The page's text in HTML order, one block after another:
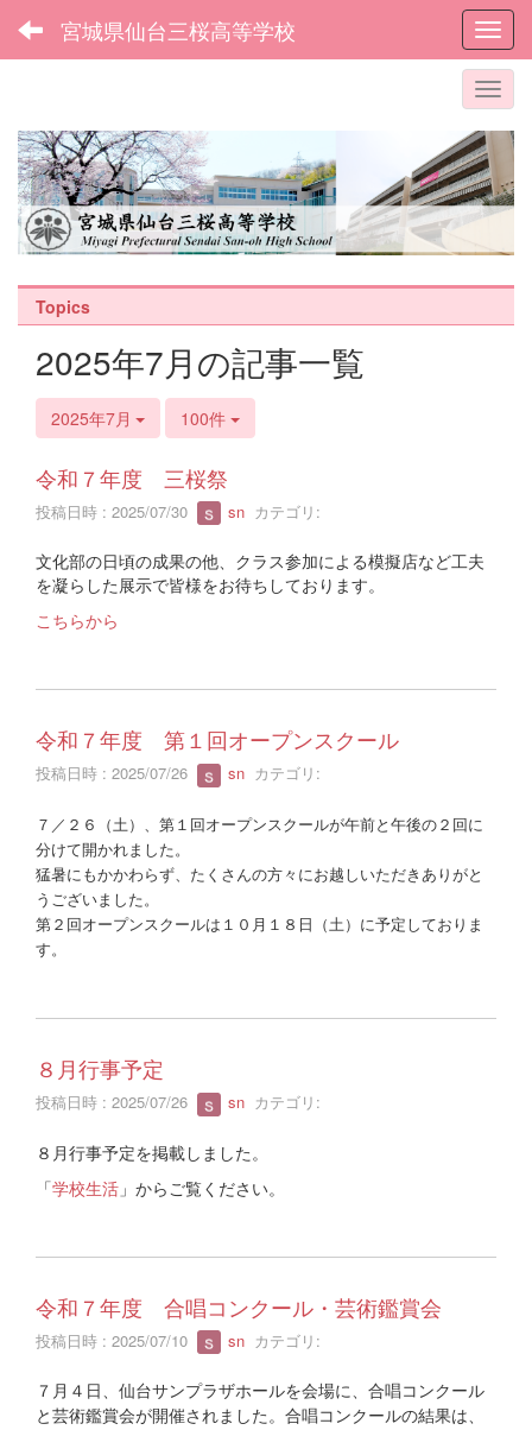
宮城県仙台三桜高等学校
Topics
2025年7月の記事一覧
2025年7月 100件
令和７年度 三桜祭
投稿日時 : 2025/07/30 sn カテゴリ:
文化部の日頃の成果の他、クラス参加による模擬店など工夫
を凝らした展示で皆様をお待ちしております。
こちらから
令和７年度 第１回オープンスクール
投稿日時 : 2025/07/26 sn カテゴリ:
７／２６（土）、第１回オープンスクールが午前と午後の２回に
分けて開かれました。
猛暑にもかかわらず、たくさんの方々にお越しいただきありがと
うございました。
第２回オープンスクールは１０月１８日（土）に予定しておりま
す。
８月行事予定
投稿日時 : 2025/07/26 sn カテゴリ:
８月行事予定を掲載しました。
「学校生活 」からご覧ください。
令和７年度 合唱コンクール・芸術鑑賞会
投稿日時 : 2025/07/10 sn カテゴリ:
７月４日、仙台サンプラザホールを会場に、合唱コンクール
と芸術鑑賞会が開催されました。合唱コンクールの結果は、